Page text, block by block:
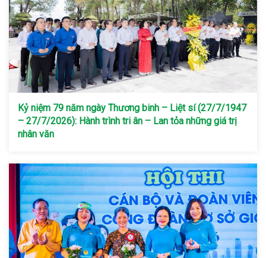
Kỷ niệm 79 năm ngày Thương binh – Liệt sí (27/7/1947
– 27/7/2026): Hành trình tri ân – Lan tỏa những giá trị
nhân văn